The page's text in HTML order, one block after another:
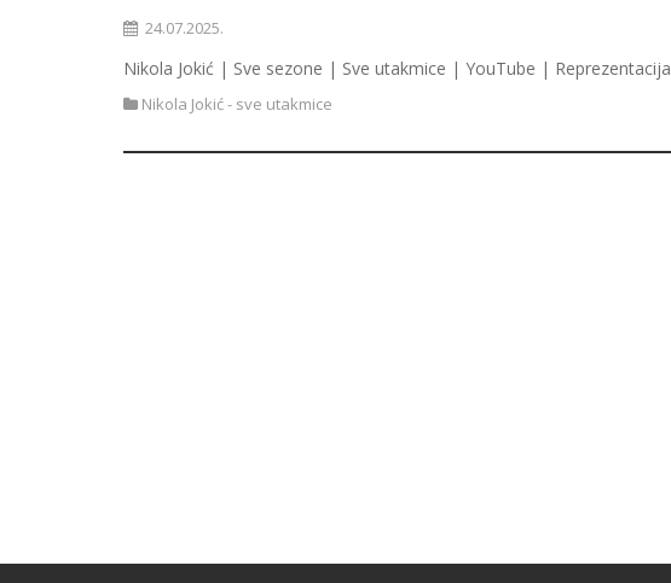
24.07.2025.
Nikola Jokić | Sve sezone | Sve utakmice | YouTube | Reprezentacija
Nikola Jokić - sve utakmice